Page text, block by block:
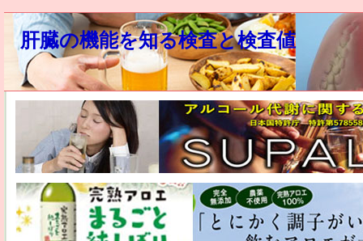
肝臓の機能を知る検査と検査値